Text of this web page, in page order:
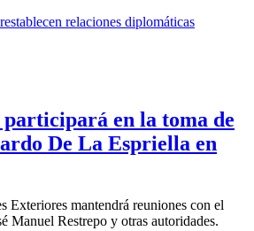
en la toma de
De La Espriella en
Exteriores mantendrá reuniones con el
Manuel Restrepo y otras autoridades.